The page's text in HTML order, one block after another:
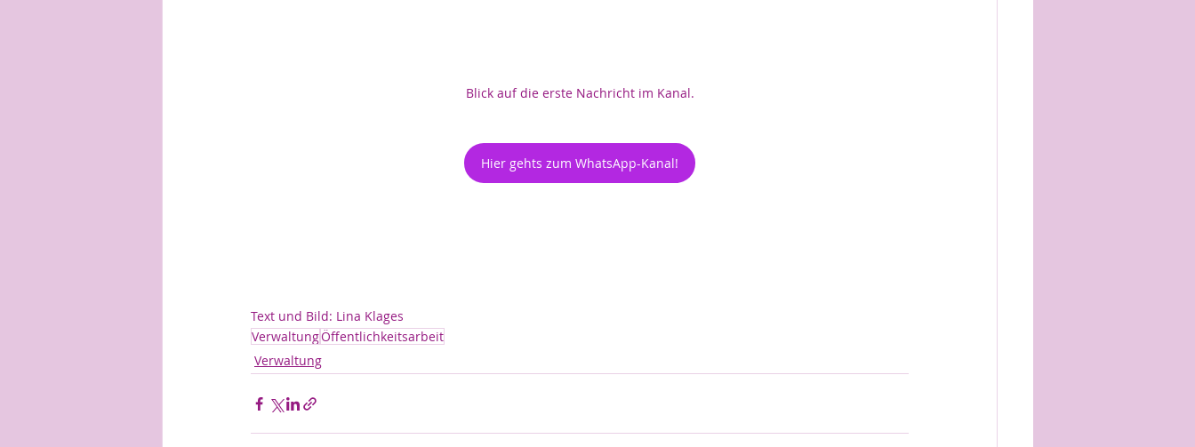
Blick auf die erste Nachricht im Kanal.
Hier gehts zum WhatsApp-Kanal!
Text und Bild: Lina Klages
VerwaltungÖffentlichkeitsarbeit
Verwaltung